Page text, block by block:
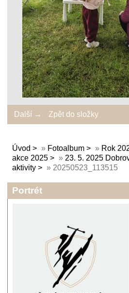
Další → Zpět do složky
Úvod » Fotoalbum » Rok
akce 2025
» 23. 5. 2025
aktivity
» 20250523_113515
Portrét